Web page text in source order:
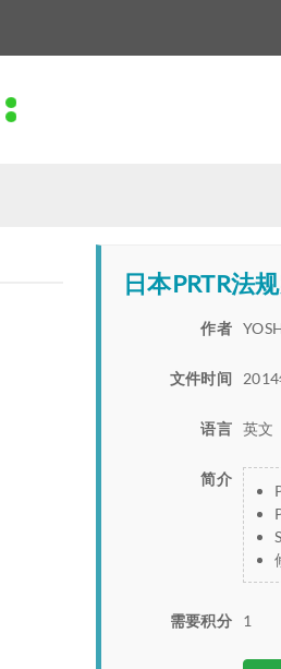
日本PRTR法
作者
文件时间
语言 英文
简介
需要积分 1